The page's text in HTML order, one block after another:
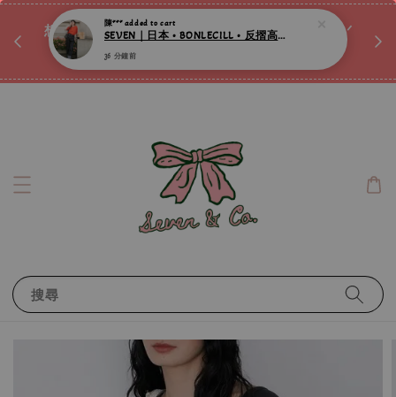
想訂製屬於自己的『水晶手鍊』嗎ꕀ♡ 私訊我們.ᐟ.ᐟ
📣Instagram 這邊按下去
搜尋
SEVEN｜日本 • BONLECILL • 反摺高腰丹寧修身牛仔褲 ღ
36 分鐘前